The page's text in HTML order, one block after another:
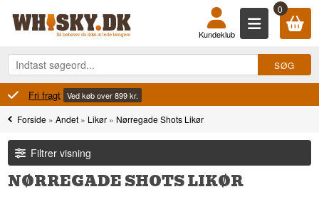
0
Kundeklub
Forside »Andet » Likør » Nørregade Shots Likør
Filtrer visning
NØRREGADE SHOTS LIKØR